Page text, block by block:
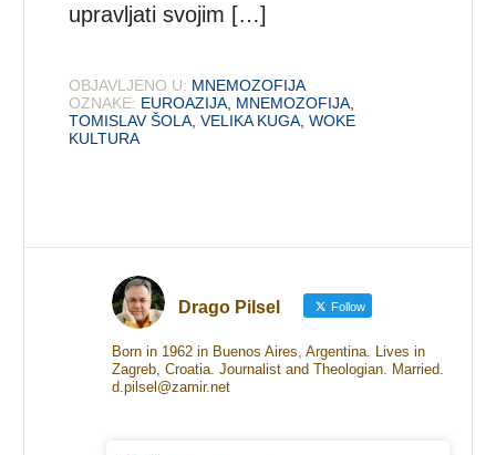
upravljati svojim […]
OBJAVLJENO U: MNEMOZOFIJA
OZNAKE: EUROAZIJA MNEMOZOFIJA
TOMISLAV ŠOLA ,VELIKA KUGA ,WOKE
KULTURA
Drago Pilsel Follow
Born in 1962 in Buenos Aires, Argentina. Lives in
Zagreb, Croatia. Journalist and Theologian. Married.
d.pilsel@zamir.net